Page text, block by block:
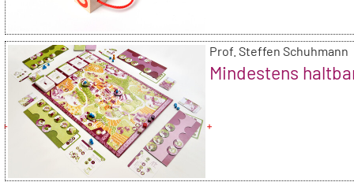
Prof. Steffen Schuhmann
Mindestens